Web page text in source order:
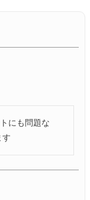
にも問題な
す